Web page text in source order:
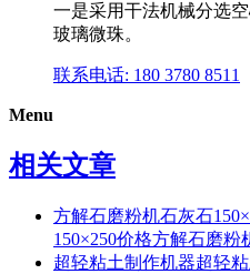
一是采用干法机械分选
玻璃微珠。
联系电话: 180 3780 8511
Menu
相关文章
方解石磨粉机石灰石
150×250价格方解石磨粉
超轻粘土制作机器超轻